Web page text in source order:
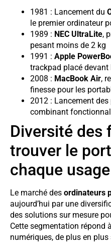
1981 : Lancement du
le premier ordinateur
1989 : NEC UltraLite,
pesant moins de 2 kg
1991 : Apple
trackpad placé devant
2008 : MacBook Air,
finesse pour les
2012 : Lancement des
combinant
Diversité des
trouver le
chaque usage
Le marché des ordinateurs
aujourd’hui par une
des solutions sur mesure
Cette segmentation répond
numériques, de plus en